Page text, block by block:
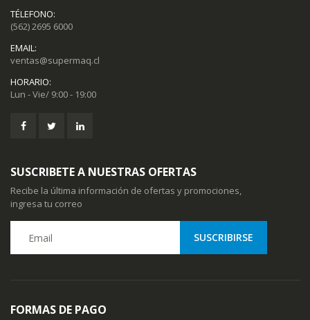
TÉLEFONO:
(562) 2695 6000
EMAIL:
ventas@supermaq.cl
HORARIO:
Lun - Vie/ 9:00 - 19:00
SUSCRIBETE A NUESTRAS OFERTAS
Recibe la última información de ofertas y promociones,
ingresa tu correo
FORMAS DE PAGO